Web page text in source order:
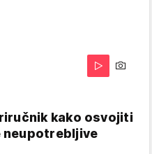
kako osvojiti
neupotrebljive